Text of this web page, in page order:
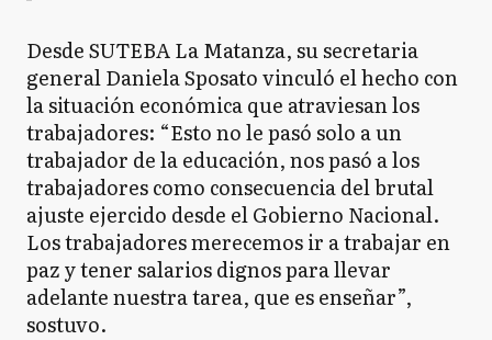
Desde SUTEBA La Matanza, su secretaria
general Daniela Sposato vinculó el hecho con
la situación económica que atraviesan los
trabajadores: “Esto no le pasó solo a un
trabajador de la educación, nos pasó a los
trabajadores como consecuencia del brutal
ajuste ejercido desde el Gobierno Nacional.
Los trabajadores merecemos ir a trabajar en
paz y tener salarios dignos para llevar
adelante nuestra tarea, que es enseñar”,
sostuvo.